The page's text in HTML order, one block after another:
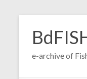
content
e-archive of